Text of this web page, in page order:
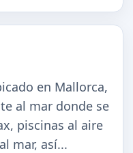
en Mallorca,
al mar donde se
piscinas al aire
mar, así...